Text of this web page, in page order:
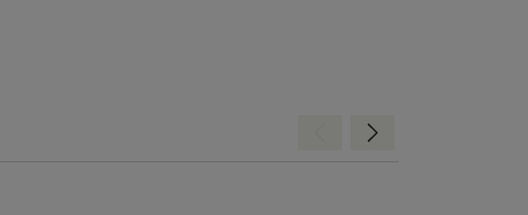
Előre